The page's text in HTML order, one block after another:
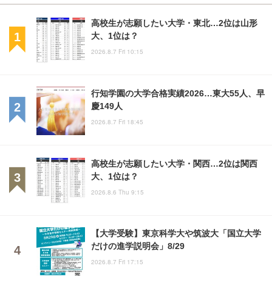
高校生が志願したい大学・東北…2位は山形
大、1位は？
2026.8.7 Fri 10:15
行知学園の大学合格実績2026…東大55人、早
慶149人
2026.8.7 Fri 18:45
高校生が志願したい大学・関西…2位は関西
大、1位は？
2026.8.6 Thu 9:15
【大学受験】東京科学大や筑波大「国立大学
だけの進学説明会」8/29
2026.8.7 Fri 17:15